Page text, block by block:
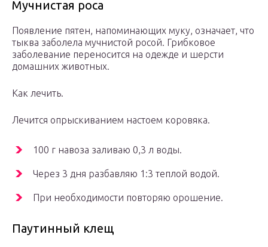
Мучнистая роса
Появление пятен, напоминающих муку, означает, что
тыква заболела мучнистой росой. Грибковое
заболевание переносится на одежде и шерсти
домашних животных.
Как лечить.
Лечится опрыскиванием настоем коровяка.
100 г навоза заливаю 0,3 л воды.
Через 3 дня разбавляю 1:3 теплой водой.
При необходимости повторяю орошение.
Паутинный клещ